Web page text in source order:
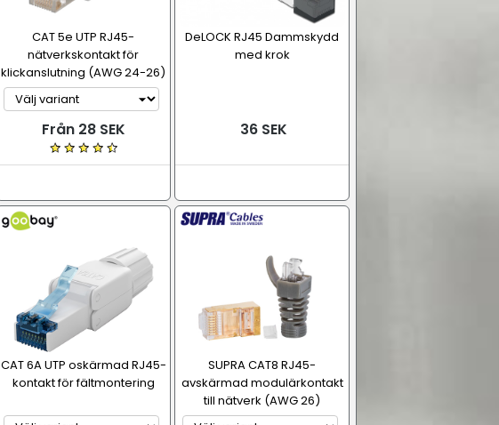
CAT 5e UTP RJ45-
nätverkskontakt för
klickanslutning (AWG 24-26)
Från 28 SEK
DeLOCK RJ45 Dammskydd
med krok
36 SEK
CAT 6A UTP oskärmad RJ45-
kontakt för fältmontering
SUPRA CAT8 RJ45-
avskärmad modulärkontakt
till nätverk (AWG 26)